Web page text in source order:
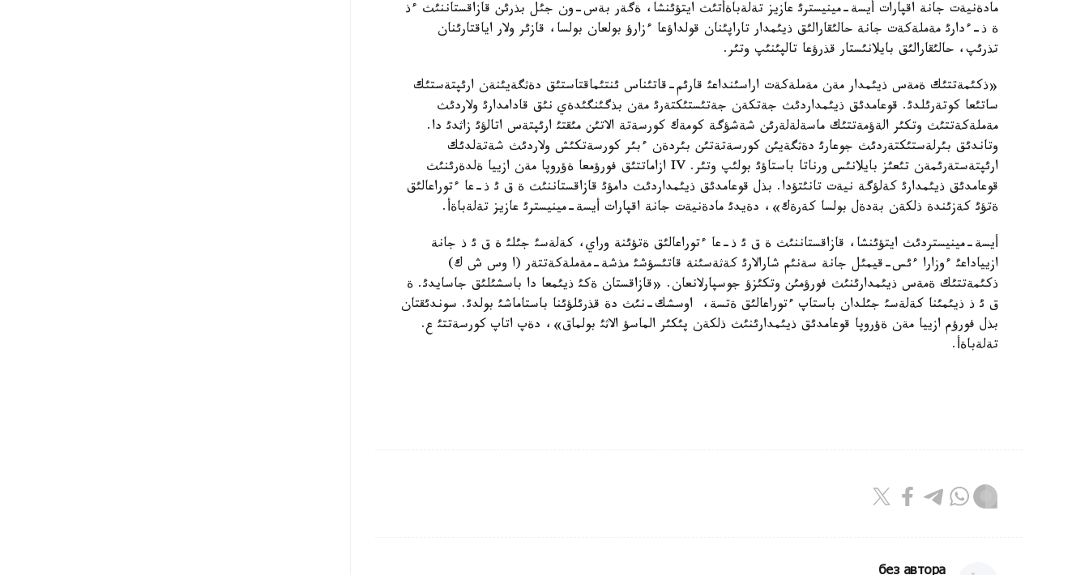
مادةنيةت جانة اقپارات أيسة-مينيسترئ عازيز تةلةباةأتئث ايتؤئنشا، ةگةر بةس-ون جئل بذرئن قازاقستاننئث ءذ
ة ذ-ءدارئ مةملةكةت جانة حالئقارالئق ذيئمدار تاراپئنان قولداؤعا ءزارؤ بولعان بولسا، قازئر ولار اياقتارئنان
تذرئپ، حالئقارالئق بايلانئستار قذرؤعا تالپئنئپ وتئر.
«ذكئمةتتئك ةمةس ذيئمدار مةن مةملةكةت اراسئنداعئ قارئم-قاتئناس ئنتئماقتاستئق دةثگةيئنةن ارئپتةستئك
ساتئعا كوتةرئلدئ. قوعامدئق ذيئمداردئث جةتكةن جةتئستئكتةرئ مةن بذگئنگئدةي نئق قادامدارئ ولاردئث
مةملةكةتتئث وتكئر الةؤمةتتئك ماسةلةلةرئن شةشؤگة كومةك كورسةتة الاتئن مئقتئ ارئپتةس اتالؤئ زاثدئ دا.
وتاندئق بئرلةستئكتةردئث جوعارئ دةثگةيئن كورسةتةتئن بئردةن ءبئر كورسةتكئش ولاردئث شةتةلدئك
ارئپتةستةرئمةن تئعئز بايلانئس ورناتا باستاؤئ بولئپ وتئر. IV ازاماتتئق فورؤمعا ةؤروپا مةن ازييا ةلدةرئنئث
قوعامدئق ذيئمدارئ كةلؤگة نيةت تانئتؤدا. بذل قوعامدئق ذيئمداردئث دامؤئ قازاقستاننئث ة ق ئ ذ-عا ءتوراعالئق
ةتؤئ كةزئندة ذلكةن بةدةل بولسا كةرةك»، دةيدئ مادةنيةت جانة اقپارات أيسة-مينيسترئ عازيز تةلةباةأ.
أيسة-مينيستردئث ايتؤئنشا، قازاقستاننئث ة ق ئ ذ-عا ءتوراعالئق ةتؤئنة وراي، كةلةسئ جئلئ ة ق ئ ذ جانة
ازيياداعئ ءوزارا ءئس-قيمئل جانة سةنئم شارالارئ كةثةسئنة قاتئسؤشئ مذشة-مةملةكةتتةر (ا وس ش ك)
ذكئمةتتئك ةمةس ذيئمدارئنئث فورؤمئن وتكئزؤ جوسپارلانعان. «قازاقستان ةكئ ذيئمعا دا باسشئلئق جاسايدئ. ة
ق ئ ذ ذيئمئنا كةلةسئ جئلدان باستاپ ءتوراعالئق ةتسة، اوسشك-نئث دة قذرئلؤئنا باستاماشئ بولدئ. سوندئقتان
بذل فورؤم ازييا مةن ةؤروپا قوعامدئق ذيئمدارئنئث ذلكةن پئكئر الماسؤ الاثئ بولماق»، دةپ اتاپ كورسةتتئ ع.
تةلةباةأ.